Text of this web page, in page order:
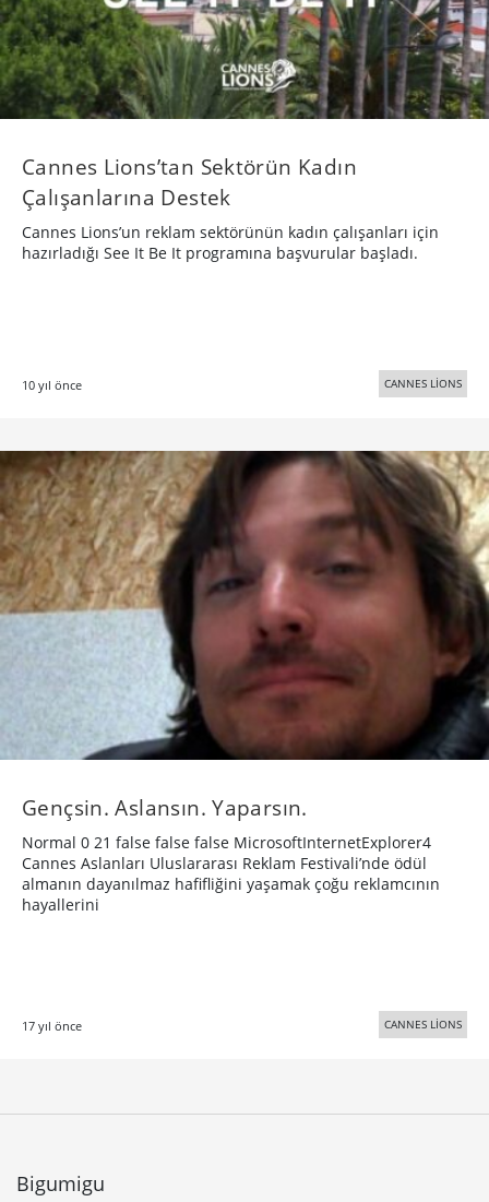
Cannes Lions’tan Sektörün Kadın
Çalışanlarına Destek
Cannes Lions’un reklam sektörünün kadın çalışanları için
hazırladığı See It Be It programına başvurular başladı.
10 yıl önce CANNES LİONS
Gençsin. Aslansın. Yaparsın.
Normal 0 21 false false false MicrosoftInternetExplorer4
Cannes Aslanları Uluslararası Reklam Festivali’nde ödül
almanın dayanılmaz hafifliğini yaşamak çoğu reklamcının
hayallerini
17 yıl önce CANNES LİONS
Bigumigu